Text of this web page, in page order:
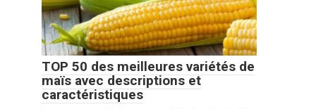
TOP 50 des meilleures variétés de
maïs avec descriptions et
caractéristiques